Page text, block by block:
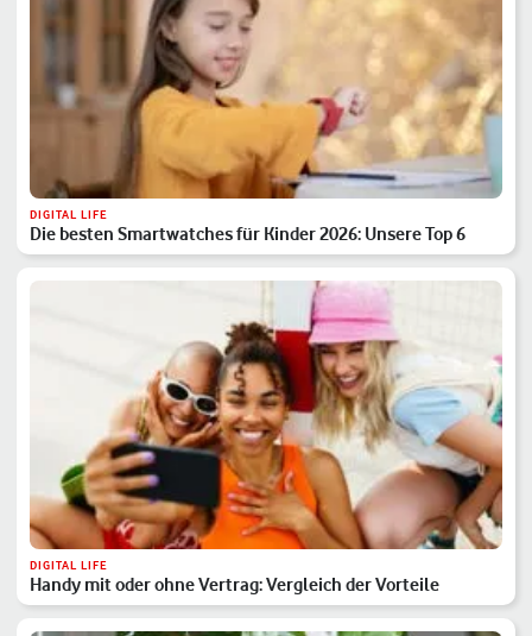
DIGITAL LIFE
Die besten Smartwatches für Kinder 2026: Unsere Top 6
DIGITAL LIFE
Handy mit oder ohne Vertrag: Vergleich der Vorteile